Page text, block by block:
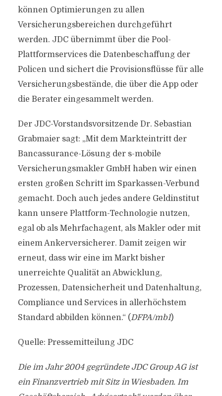
können Optimierungen zu allen
Versicherungsbereichen durchgeführt
werden. JDC übernimmt über die Pool-
Plattformservices die Datenbeschaffung der
Policen und sichert die Provisionsflüsse für alle
Versicherungsbestände, die über die App oder
die Berater eingesammelt werden.
Der JDC-Vorstandsvorsitzende Dr. Sebastian
Grabmaier sagt: „Mit dem Markteintritt der
Bancassurance-Lösung der s-mobile
Versicherungsmakler GmbH haben wir einen
ersten großen Schritt im Sparkassen-Verbund
gemacht. Doch auch jedes andere Geldinstitut
kann unsere Plattform-Technologie nutzen,
egal ob als Mehrfachagent, als Makler oder mit
einem Ankerversicherer. Damit zeigen wir
erneut, dass wir eine im Markt bisher
unerreichte Qualität an Abwicklung,
Prozessen, Datensicherheit und Datenhaltung,
Compliance und Services in allerhöchstem
Standard abbilden können.“ (DFPA/mb1)
Quelle: Pressemitteilung JDC
Die im Jahr 2004 gegründete JDC Group AG ist
ein Finanzvertrieb mit Sitz in Wiesbaden. Im